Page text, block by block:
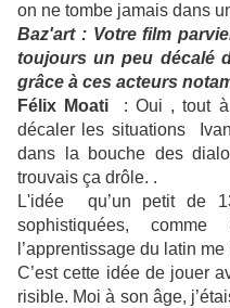
on ne tombe jamais dans
Baz'art : Votre film
toujours un peu décalé
grâce à ces acteurs
Félix Moati
: Oui , tout
décaler les situations
dans la bouche des
trouvais ça drôle. .
L'idée qu’un petit de
sophistiquées,
l’apprentissage du latin
C’est cette idée de jouer
risible. Moi à son âge,